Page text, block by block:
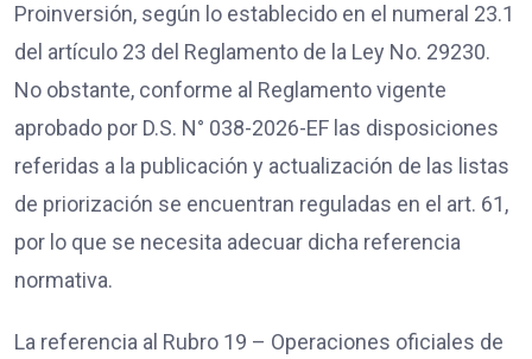
Proinversión, según lo establecido en el numeral 23.1
del artículo 23 del Reglamento de la Ley No. 29230.
No obstante, conforme al Reglamento vigente
aprobado por D.S. N° 038-2026-EF las disposiciones
referidas a la publicación y actualización de las listas
de priorización se encuentran reguladas en el art. 61,
por lo que se necesita adecuar dicha referencia
normativa.
La referencia al Rubro 19 – Operaciones oficiales de